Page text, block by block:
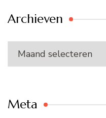
Archieven
Archieven
Meta